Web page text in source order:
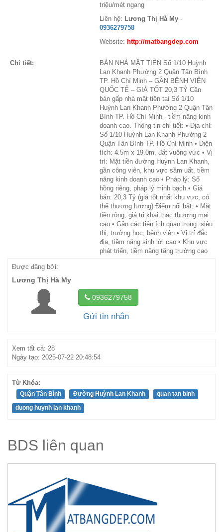
triệu/mét ngang
Liên hệ: Lương Thị Hà My -
0936279758
Website: http://matbangdep.com
Chi tiết:
BÁN NHÀ MẶT TIỀN Số 1/10 Huỳnh
Lan Khanh Phường 2 Quận Tân Bình
TP. Hồ Chí Minh – GẦN BỆNH VIỆN
QUỐC TẾ – GIÁ TỐT 20,3 TỶ Cần
bán gấp nhà mặt tiền tại Số 1/10
Huỳnh Lan Khanh Phường 2 Quận Tân
Bình TP. Hồ Chí Minh - tiềm năng kinh
doanh cao. Thông tin chi tiết: • Địa chỉ:
Số 1/10 Huỳnh Lan Khanh Phường 2
Quận Tân Bình TP. Hồ Chí Minh • Diện
tích: 4.5m x 19.0m, đất vuông vức • Vị
trí: Mặt tiền đường Huỳnh Lan Khanh,
gần công viên, khu vực sầm uất, tiềm
năng kinh doanh cao • Pháp lý: Sổ
hồng riêng, pháp lý minh bạch • Giá
bán: 20,3 Tỷ (giá tốt nhất khu vực, có
thể thương lượng) Điểm nổi bật: • Mặt
tiền rộng, giá trị khai thác thương mại
cao • Gần các tiện ích quan trọng: siêu
thị, trường học, bệnh viện • Vị trí đắc
địa, tiềm năng sinh lời cao • Khu vực
phát triển, tiềm năng tăng trưởng cao
Được đăng bởi:
Lương Thị Hà My
0936279758
Gửi tin nhắn
Xem tất cả: 28
Ngày tạo: 2025-07-22 20:48:54
Từ Khóa:
Quận Tân Bình Đường Huỳnh Lan Khanh
quan tan binh
duong huynh lan khanh
BDS liên quan